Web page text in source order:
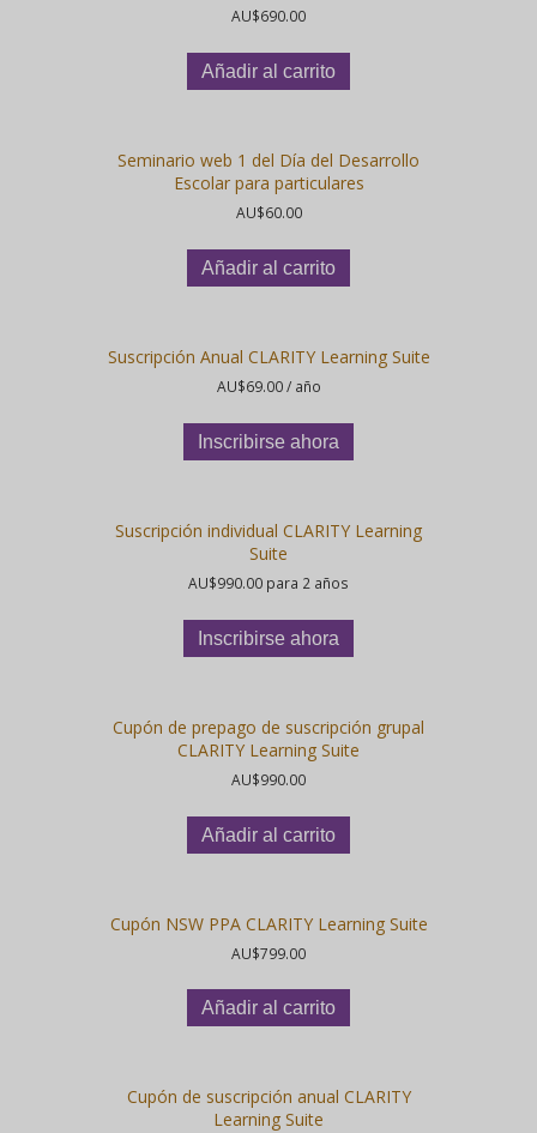
AU$690.00
Añadir al carrito
Seminario web 1 del Día del Desarrollo
Escolar para particulares
AU$60.00
Añadir al carrito
Suscripción Anual CLARITY Learning Suite
AU$69.00 / año
Inscribirse ahora
Suscripción individual CLARITY Learning
Suite
AU$990.00 para 2 años
Inscribirse ahora
Cupón de prepago de suscripción grupal
CLARITY Learning Suite
AU$990.00
Añadir al carrito
Cupón NSW PPA CLARITY Learning Suite
AU$799.00
Añadir al carrito
Cupón de suscripción anual CLARITY
Learning Suite